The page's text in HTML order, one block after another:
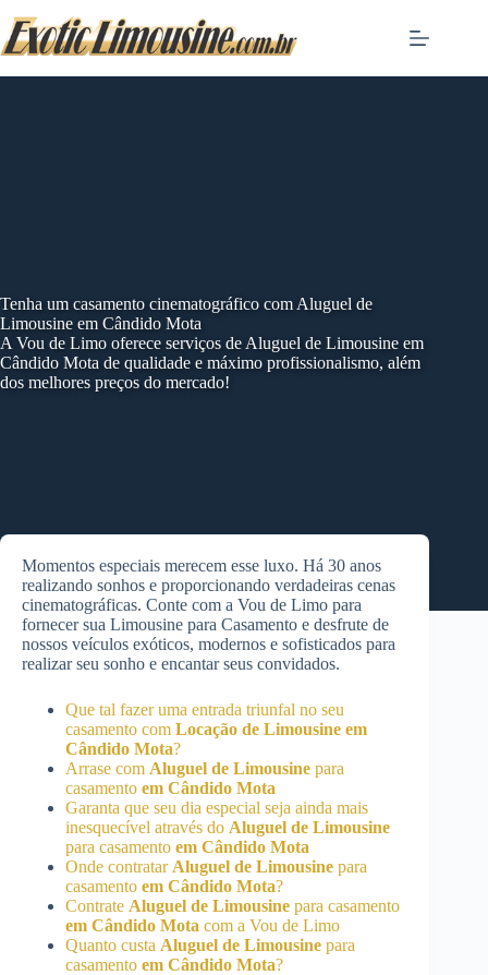
to
content
Tenha um casamento cinematográfico com Aluguel de
Limousine em Cândido Mota
A Vou de Limo oferece serviços de Aluguel de Limousine em
Cândido Mota de qualidade e máximo profissionalismo, além
dos melhores preços do mercado!
Momentos especiais merecem esse luxo. Há 30 anos
realizando sonhos e proporcionando verdadeiras cenas
cinematográficas. Conte com a Vou de Limo para
fornecer sua Limousine para Casamento e desfrute de
nossos veículos exóticos, modernos e sofisticados para
realizar seu sonho e encantar seus convidados.
Que tal fazer uma entrada triunfal no seu
casamento com Locação de Limousine em
Cândido Mota?
Arrase com Aluguel de Limousine para
casamento em Cândido Mota
Garanta que seu dia especial seja ainda mais
inesquecível através do Aluguel de Limousine
para casamento em Cândido Mota
Onde contratar Aluguel de Limousine para
casamento em Cândido Mota?
Contrate Aluguel de Limousine para casamento
em Cândido Mota com a Vou de Limo
Quanto custa Aluguel de Limousine para
casamento em Cândido Mota?